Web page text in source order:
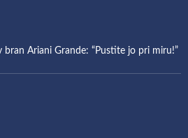
Ariani Grande: “Pustite jo pri miru!”